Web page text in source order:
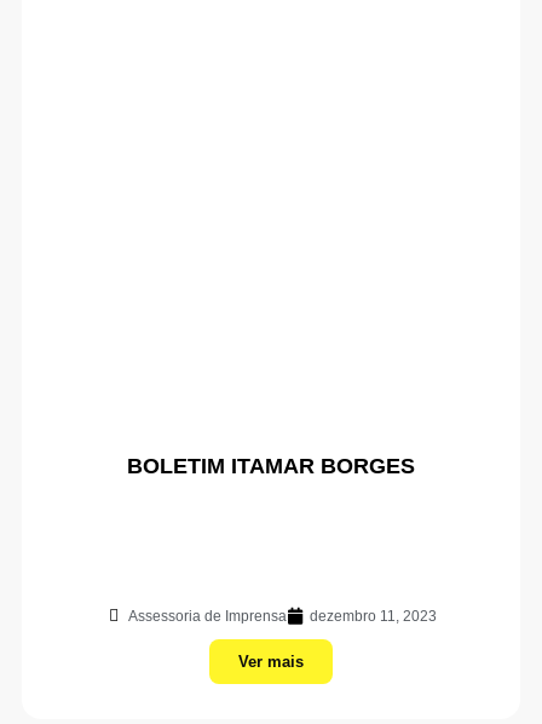
BOLETIM ITAMAR BORGES
Assessoria de Imprensa dezembro 11, 2023
Ver mais